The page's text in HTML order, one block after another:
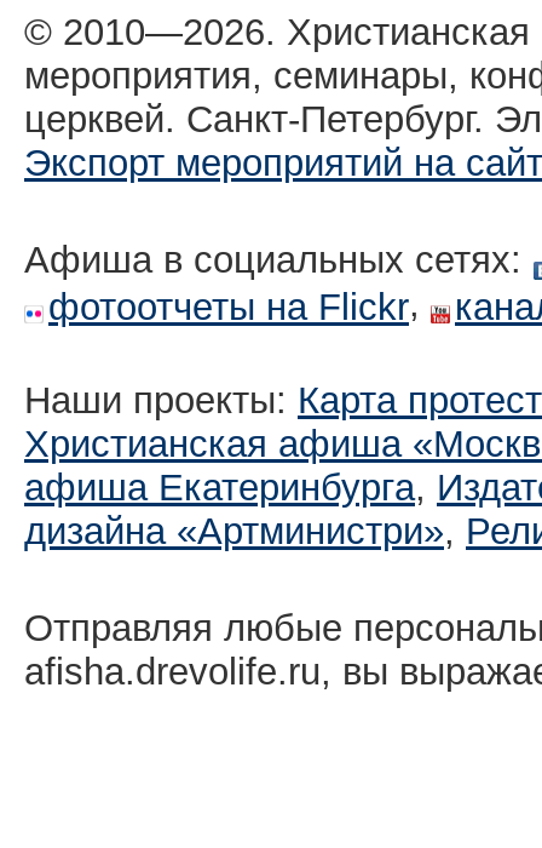
© 2010—2026.
мероприятия, семинары,
церквей. Санкт-Петербург.
Экспорт мероприятий на сайт
Афиша в социальных сетях:
фотоотчеты на Flickr,
Наши проекты: Карта
Христианская афиша
афиша Екатеринбургa,
дизайна «Артминистри»,
Отправляя любые
afisha.drevolife.ru, вы